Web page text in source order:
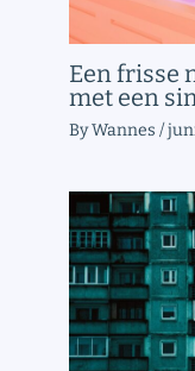
Een frisse
met een
ByWannes /